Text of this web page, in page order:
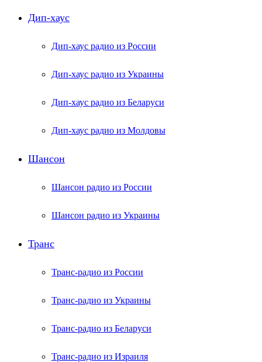
Дип-хаус
Дип-хаус радио из России
Дип-хаус радио из Украины
Дип-хаус радио из Беларуси
Дип-хаус радио из Молдовы
Шансон
Шансон радио из России
Шансон радио из Украины
Транс
Транс-радио из России
Транс-радио из Украины
Транс-радио из Беларуси
Транс-радио из Израиля